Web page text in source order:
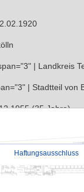
Haftungsausschluss